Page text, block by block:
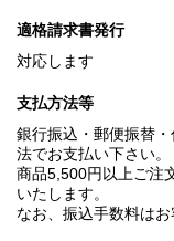
適格請求書発行
対応します
支払方法等
銀行振込・郵便振替
法でお支払い下さい。
商品5,500円以上ご注
いたします。
なお、振込手数料は